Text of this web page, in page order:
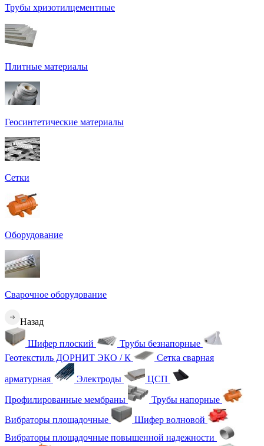
Трубы хризотилцементные
Плитные материалы
Геосинтетические материалы
Сетки
Оборудование
Сварочное оборудование
Назад
Шифер плоский
Трубы безнапорные
Геотекстиль ДОРНИТ ЭКО / К
Сетка сварная
арматурная Электроды ЦСП
Профилированные мембраны
Трубы напорные
Вибраторы площадочные
Шифер волновой
Вибраторы площадочные повышенной надежности